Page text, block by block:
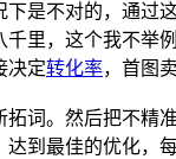
是不对的，通过
里，这个我不举
决定转化率，首图
词。然后把不精
达到最佳的优化，